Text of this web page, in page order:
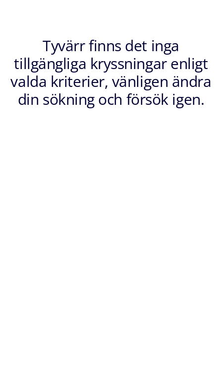
Tyvärr finns det inga
tillgängliga kryssningar enligt
valda kriterier, vänligen ändra
din sökning och försök igen.